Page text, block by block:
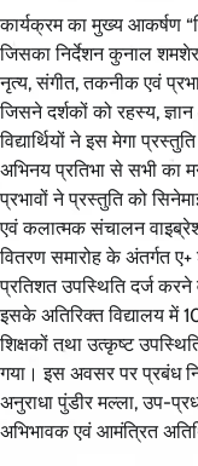
कार्यक्रम का मुख्य आकर्षण
जिसका निर्देशन कुनाल
नृत्य, संगीत, तकनीक एवं
जिसने दर्शकों को रहस्य,
विद्यार्थियों ने इस मेगा
अभिनय प्रतिभा से सभी का
प्रभावों ने प्रस्तुति को
एवं कलात्मक संचालन
वितरण समारोह के अंतर्गत ए+
प्रतिशत उपस्थिति दर्ज करने
इसके अतिरिक्त विद्यालय में
शिक्षकों तथा उत्कृष्ट
गया। इस अवसर पर प्रबंध
अनुराधा पुंडीर मल्ला, उप-
अभिभावक एवं आमंत्रित